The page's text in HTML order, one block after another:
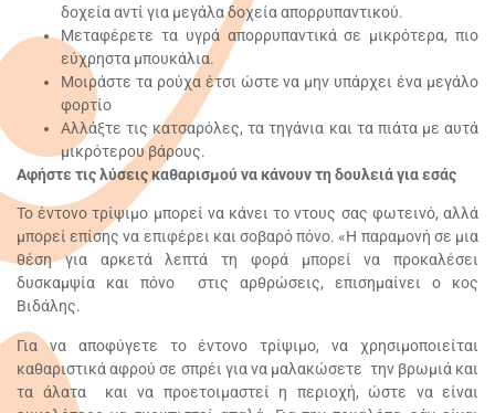
δοχεία αντί για μεγάλα δοχεία απορρυπαντικού.
Μεταφέρετε τα υγρά απορρυπαντικά σε μικρότερα, πιο
εύχρηστα μπουκάλια.
Μοιράστε τα ρούχα έτσι ώστε να μην υπάρχει ένα μεγάλο
φορτίο
Αλλάξτε τις κατσαρόλες, τα τηγάνια και τα πιάτα με αυτά
μικρότερου βάρους.
Αφήστε τις λύσεις καθαρισμού να κάνουν τη δουλειά για εσάς
Το έντονο τρίψιμο μπορεί να κάνει το ντους σας φωτεινό, αλλά
μπορεί επίσης να επιφέρει και σοβαρό πόνο. «Η παραμονή σε μια
θέση για αρκετά λεπτά τη φορά μπορεί να προκαλέσει
δυσκαμψία και πόνο στις αρθρώσεις, επισημαίνει ο κος
Βιδάλης.
Για να αποφύγετε το έντονο τρίψιμο, να χρησιμοποιείται
καθαριστικά αφρού σε σπρέι για να μαλακώσετε την βρωμιά και
τα άλατα και να προετοιμαστεί η περιοχή, ώστε να είναι